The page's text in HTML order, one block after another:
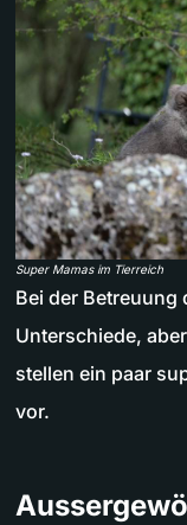
Super Mamas im Tierreich
Bei der
Unterschiede,
stellen ein paar
vor.